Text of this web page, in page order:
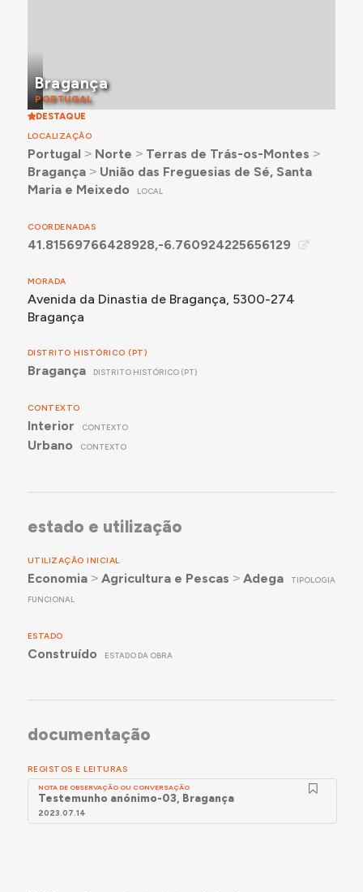
Adega (frasqueira, refeitório do pessoal e
sanitários), o segundo a divisões administrativas e
o terceiro à habitação do guarda, incluindo três
quartos, sala, cozinha e sanitários.
Bragança
PORTUGAL
DESTAQUE
LOCALIZAÇÃO
Portugal ˃ Norte ˃ Terras de Trás-os-Montes ˃
Bragança˃ União das Freguesias de Sé, Santa
Maria e Meixedo
LOCAL
COORDENADAS
41.81569766428928,-6.760924225656129
MORADA
Avenida da Dinastia de Bragança, 5300-274
Bragança
DISTRITO HISTÓRICO (PT)
Bragança DISTRITO HISTÓRICO (PT)
CONTEXTO
Interior CONTEXTO
Urbano CONTEXTO
estado e utilização
UTILIZAÇÃO INICIAL
Economia˃ Agricultura e Pescas ˃ Adega TIPOLOGIA
FUNCIONAL
ESTADO
Construído ESTADO DA OBRA
documentação
REGISTOS E LEITURAS
NOTA DE OBSERVAÇÃO OU CONVERSAÇÃO
Testemunho anónimo-03, Bragança
2023.07.14